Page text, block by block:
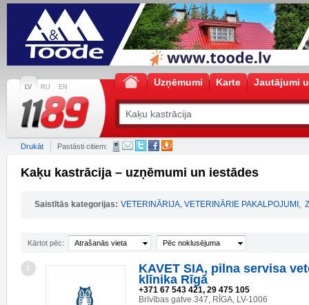
LV RU EN Uzņēmumi Karte Jautājumi
Drukāt Pastāsti citiem:
Kaķu kastrācija – uzņēmumi un iestādes
Saistītās kategorijas: VETERINĀRIJA, VETERINĀRIE PAKALPOJUMI ,
Kārtot pēc: Atrašanās vieta Pēc noklusējuma
1
KAVET SIA, pilna servisa
klīnika Rīgā
+371 67 543 421, 29 475 105
Brīvības gatve 347, RĪGA, LV-1006